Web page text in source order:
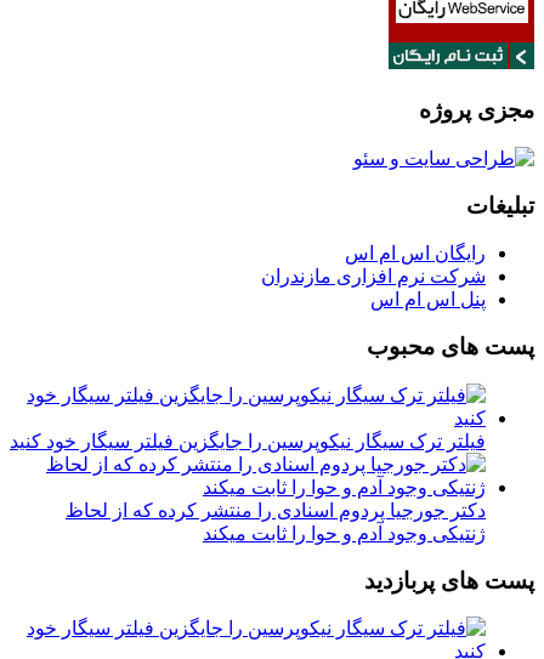
مجزی پروژه
تبلیغات
رایگان اس ام اس
شرکت نرم افزاری مازندران
پنل اس ام اس
پست های محبوب
فیلتر ترک سیگار نیکوپرسین را جایگزین فیلتر سیگار خود کنید
دکتر جورجیا پردوم اسنادی را منتشر کرده که از لحاظ
ژنتیکی وجود آدم و حوا را ثابت میکند
پست های پربازدید